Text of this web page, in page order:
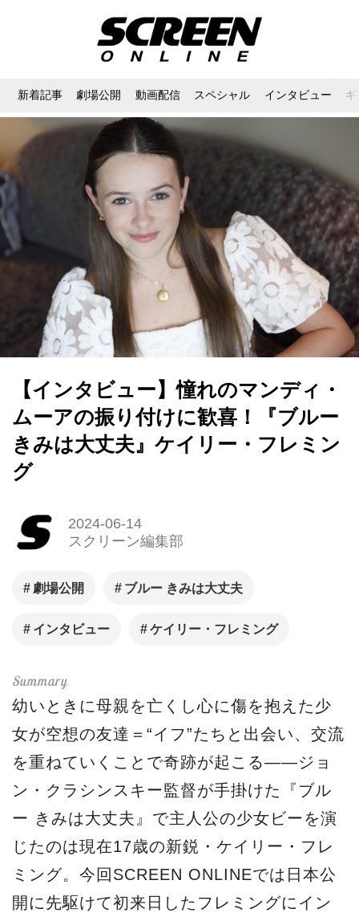
新着記事 劇場公開 動画配信 スペシャル インタビュー
【インタビュー】憧れのマンディ・
ムーアの振り付けに歓喜！『ブルー
きみは大丈夫』ケイリー・フレミン
グ
2024-06-14
スクリーン編集部
劇場公開 ブルー きみは大丈夫
インタビュー ケイリー・フレミング
幼いときに母親を亡くし心に傷を抱えた少
女が空想の友達＝“イフ”たちと出会い、交流
を重ねていくことで奇跡が起こる――ジョ
ン・クラシンスキー監督が手掛けた『ブル
ー きみは大丈夫』で主人公の少女ビーを演
じたのは現在17歳の新鋭・ケイリー・フレ
ミング。今回SCREEN ONLINEでは日本公
開に先駆けて初来日したフレミングにイン